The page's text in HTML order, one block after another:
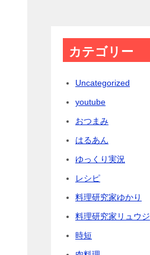
カテゴリー
Uncategorized
youtube
おつまみ
はるあん
ゆっくり実況
レシピ
料理研究家ゆかり
料理研究家リュウジ
時短